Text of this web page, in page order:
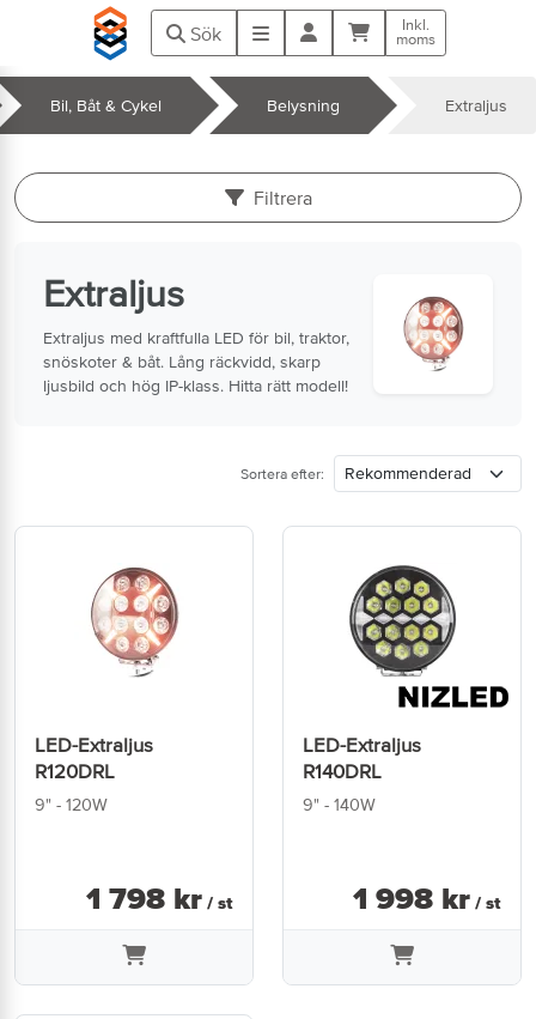
Hoppa till huvudinnehåll
Sök Meny Kundvagn
Inkl.
moms
Bil, Båt & Cykel Belysning Extraljus
Filtrera
Extraljus
Extraljus med kraftfulla LED för bil, traktor,
snöskoter & båt. Lång räckvidd, skarp
ljusbild och hög IP-klass. Hitta rätt modell!
Sortera efter:
LED-Extraljus
R120DRL
9" - 120W
1 798 kr / st
LED-Extraljus
R140DRL
9" - 140W
1 998 kr / st